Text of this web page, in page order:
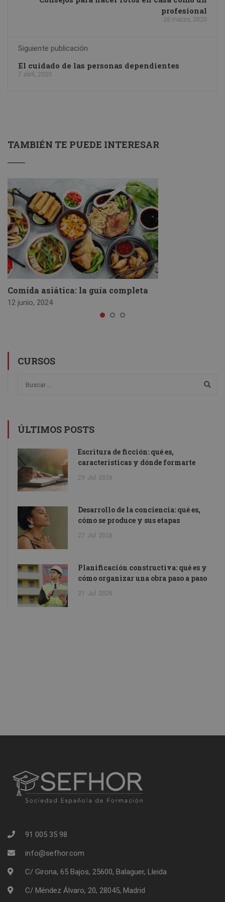
profesional
26 marzo, 2020
Siguiente publicación
El cuidado de las personas dependientes
7 abril, 2020
TAMBIÉN TE PUEDE INTERESAR
Comida asiática: la guía completa
12 junio, 2024
CURSOS
ÚLTIMOS POSTS
Escritura de ficción: qué es,
características y dónde formarte
29 Jul 2026
Desarrollo de la conciencia: qué es,
cómo se produce y sus etapas
27 Jul 2026
Planificación constructiva: qué es y
cómo organizar una obra paso a paso
21 Jul 2026
91 005 35 98
info@sefhor.com
C/ Girona, 65 Bajos, 25600, Balaguer, Lleida
C/ Méndez Álvaro, 20, 28045, Madrid